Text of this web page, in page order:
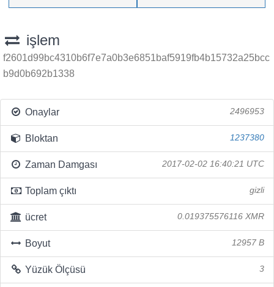
işlem
f2601d99bc4310b6f7e7a0b3e6851baf5919fb4b15732a25bcc
b9d0b692b1338
Onaylar 2496953
Bloktan 1237380
Zaman Damgası 2017-02-02 16:40:21 UTC
Toplam çıktı gizli
ücret 0.019375576116 XMR
Boyut 12957 B
Yüzük Ölçüsü 3